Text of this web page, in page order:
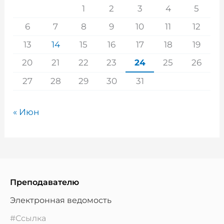
1 2 3 4
5
6
7 8 9 10 11
12
13
14 15 16 17 18
19
20
21 22 23 24 25
26
27
28 29 30 31
« Июн
Преподавателю
Электронная ведомость
#Ссылка